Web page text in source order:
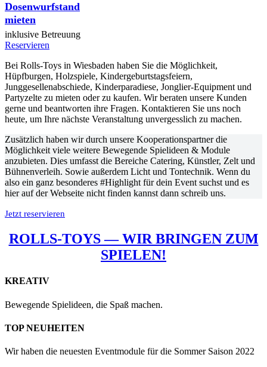
Dosenwurfstand
mieten
inklusive Betreuung
Reservieren
Bei Rolls-Toys in Wiesbaden haben Sie die Möglichkeit,
Hüpfburgen, Holzspiele, Kindergeburtstagsfeiern,
Junggesellenabschiede, Kinderparadiese, Jonglier-Equipment und
Partyzelte zu mieten oder zu kaufen. Wir beraten unsere Kunden
gerne und beantworten ihre Fragen. Kontaktieren Sie uns noch
heute, um Ihre nächste Veranstaltung unvergesslich zu machen.
Zusätzlich haben wir durch unsere Kooperationspartner die
Möglichkeit viele weitere Bewegende Spielideen & Module
anzubieten. Dies umfasst die Bereiche Catering, Künstler, Zelt und
Bühnenverleih. Sowie außerdem Licht und Tontechnik. Wenn du
also ein ganz besonderes #Highlight für dein Event suchst und es
hier auf der Webseite nicht finden kannst dann schreib uns.
Jetzt reservieren
ROLLS-TOYS — WIR BRINGEN ZUM
SPIELEN!
KREATIV
Bewegende Spielideen, die Spaß machen.
TOP NEUHEITEN
Wir haben die neuesten Eventmodule für die Sommer Saison 2022